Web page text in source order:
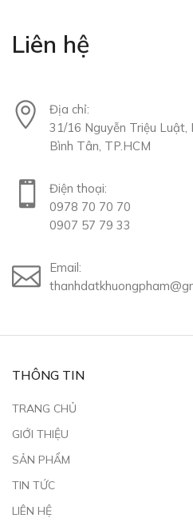
Liên hệ
Địa chỉ:
31/16 Nguyễn Triệu Luật,
Bình Tân, TP.HCM
Điện thoại:
0978 70 70 70
0907 57 79 33
Email:
THÔNG TIN
TRANG CHỦ
GIỚI THIỆU
SẢN PHẨM
TIN TỨC
LIÊN HỆ